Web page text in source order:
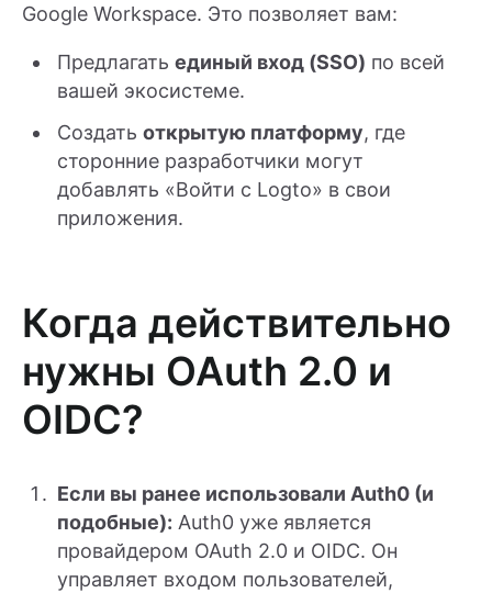
Google Workspace. Это позволяет вам:
Предлагать единый вход (SSO) по всей
вашей экосистеме.
Создать открытую платформу, где
сторонние разработчики могут
добавлять «Войти с Logto» в свои
приложения.
Когда действительно
нужны OAuth 2.0 и
OIDC?
Если вы ранее использовали Auth0 (и
подобные): Auth0 уже является
провайдером OAuth 2.0 и OIDC. Он
управляет входом пользователей,